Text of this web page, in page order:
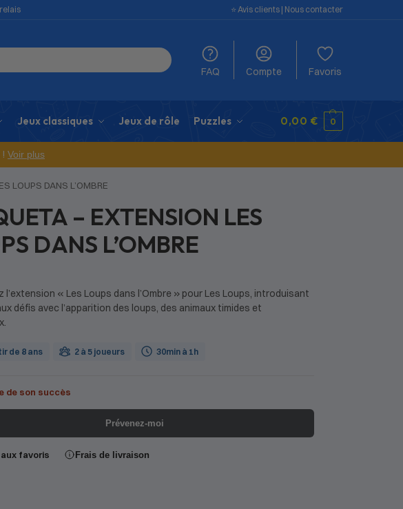
⭐️ Avis clients | Nous contacter
FAQ Compte Favoris
Jeux classiques Jeux de rôle Puzzles 0,00 € 0
Voir plus
LOUPS DANS L’OMBRE
– EXTENSION LES
DANS L’OMBRE
l’extension « Les Loups dans l’Ombre » pour Les Loups, introduisant
défis avec l’apparition des loups, des animaux timides et
de 8 ans 2 à 5 joueurs 30min à 1h
de son succès
Prévenez-moi
favoris Frais de livraison